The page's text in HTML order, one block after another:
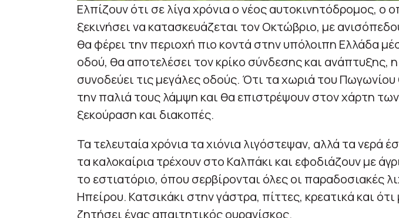
Ελπίζουν ότι σε λίγα χρόνια ο νέος αυτοκινητόδρομος, ο
ξεκινήσει να κατασκευάζεται τον Οκτώβριο, με
θα φέρει την περιοχή πιο κοντά στην υπόλοιπη Ελλάδα
οδού, θα αποτελέσει τον κρίκο σύνδεσης και ανάπτυξης,
συνοδεύει τις μεγάλες οδούς. Ότι τα χωριά του
την παλιά τους λάμψη και θα επιστρέψουν στον χάρτη
ξεκούραση και διακοπές.
Τα τελευταία χρόνια τα χιόνια λιγόστεψαν, αλλά τα νερά
τα καλοκαίρια τρέχουν στο Καλπάκι και εφοδιάζουν με
το εστιατόριο, όπου σερβίρονται όλες οι παραδοσιακές
Ηπείρου. Κατσικάκι στην γάστρα, πίττες, κρεατικά και
ζητήσει ένας απαιτητικός ουρανίσκος.